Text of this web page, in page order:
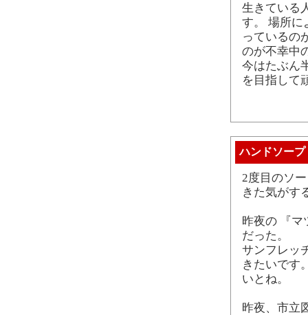
生きている
す。 場所に
っているの
のが不幸中
今はたぶん
を目指して
ハンドソープ
2度目のソ
きた気がす
昨夜の 『マ
だった。
サンフレッ
きたいです
いとね。
昨夜、市立